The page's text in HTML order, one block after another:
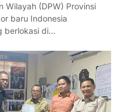
Wilayah (DPW) Provinsi
baru Indonesia
berlokasi di…